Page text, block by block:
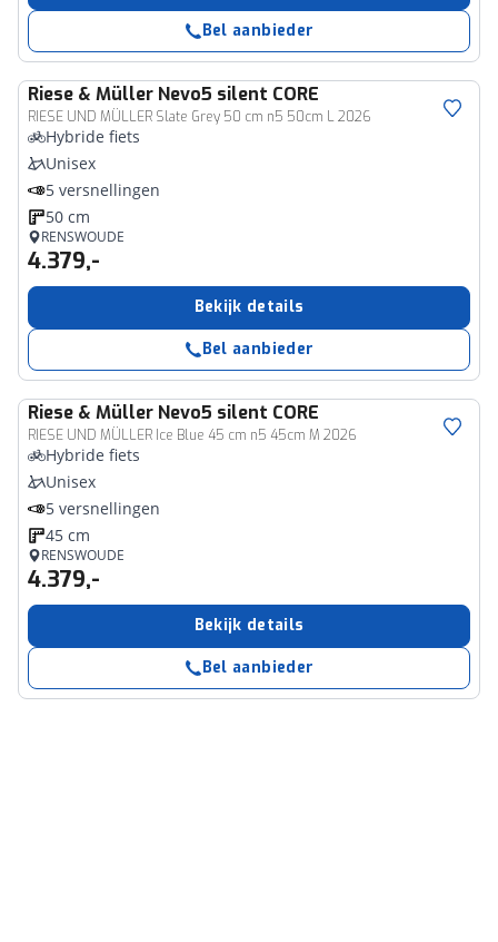
Bel aanbieder
Riese & Müller Nevo5 silent CORE
RIESE UND MÜLLER Slate Grey 50 cm n5 50cm L 2026
Hybride fiets
Unisex
5 versnellingen
50 cm
RENSWOUDE
4.379,-
Bekijk details
Bel aanbieder
Riese & Müller Nevo5 silent CORE
RIESE UND MÜLLER Ice Blue 45 cm n5 45cm M 2026
Hybride fiets
Unisex
5 versnellingen
45 cm
RENSWOUDE
4.379,-
Bekijk details
Bel aanbieder